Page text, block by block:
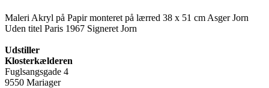
Maleri Akryl på Papir monteret på lærred 38 x 51 cm Asger Jorn
Uden titel Paris 1967 Signeret Jorn
Udstiller
Klosterkælderen
Fuglsangsgade 4
9550 Mariager